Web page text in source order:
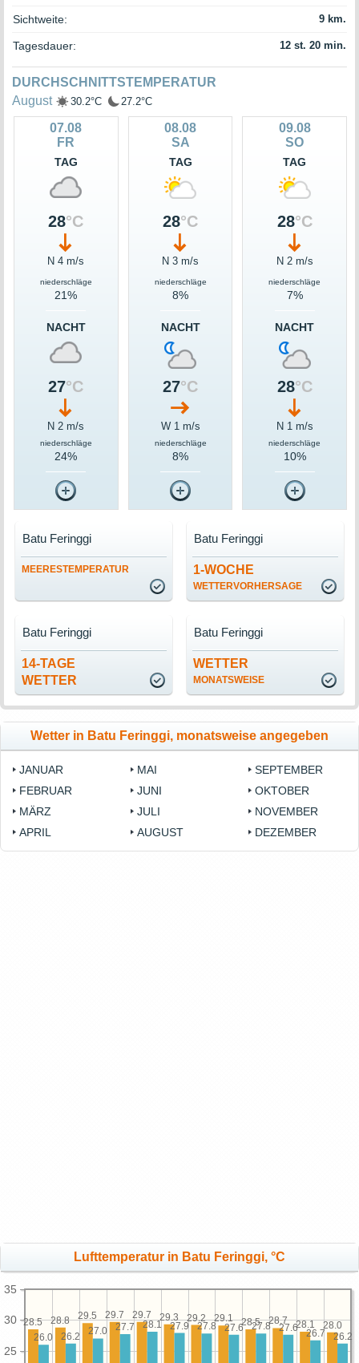
Sichtweite: 9 km.
Tagesdauer: 12 st. 20 min.
DURCHSCHNITTSTEMPERATUR
August
30.2°C 27.2°C
07.08
FR
TAG
28°C
N 4 m/s
niederschläge
21%
NACHT
27°C
N 2 m/s
niederschläge
24%
08.08
SA
TAG
28°C
N 3 m/s
niederschläge
8%
NACHT
27°C
W 1 m/s
niederschläge
8%
09.08
SO
TAG
28°C
N 2 m/s
niederschläge
7%
NACHT
28°C
N 1 m/s
niederschläge
10%
MEERESTEMPERATUR
Batu Feringgi
1-WOCHE
WETTERVORHERSAGE
Batu Feringgi
14-TAGE
WETTER
Batu Feringgi
WETTER
MONATSWEISE
Batu Feringgi
Wetter in Batu Feringgi, monatsweise angegeben
JANUAR
FEBRUAR
MÄRZ
APRIL
MAI
JUNI
JULI
AUGUST
SEPTEMBER
OKTOBER
NOVEMBER
DEZEMBER
Lufttemperatur in Batu Feringgi, °C
25
30
35
28.0
28.1
28.7
28.5
29.1
29.2
29.3
29.7
29.7
29.5
28.8
28.5
26.2
26.7
27.6
27.8
27.6
27.8
27.9
28.1
27.7
27.0
26.2
26.0